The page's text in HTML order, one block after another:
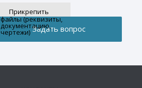
Прикрепить
файлы (реквизиты,
документацию,
чертежи)